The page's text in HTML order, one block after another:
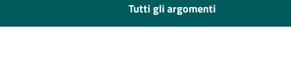
Tutti gli argomenti